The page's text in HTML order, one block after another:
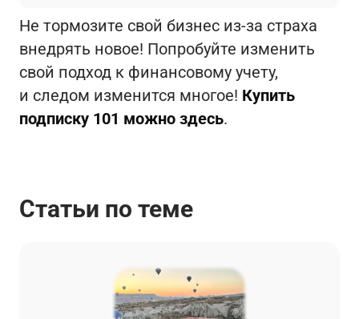
Не тормозите свой бизнес из-за страха
внедрять новое! Попробуйте изменить
свой подход к финансовому учету,
и следом изменится многое! Купить
подписку 101 можно здесь.
Статьи по теме